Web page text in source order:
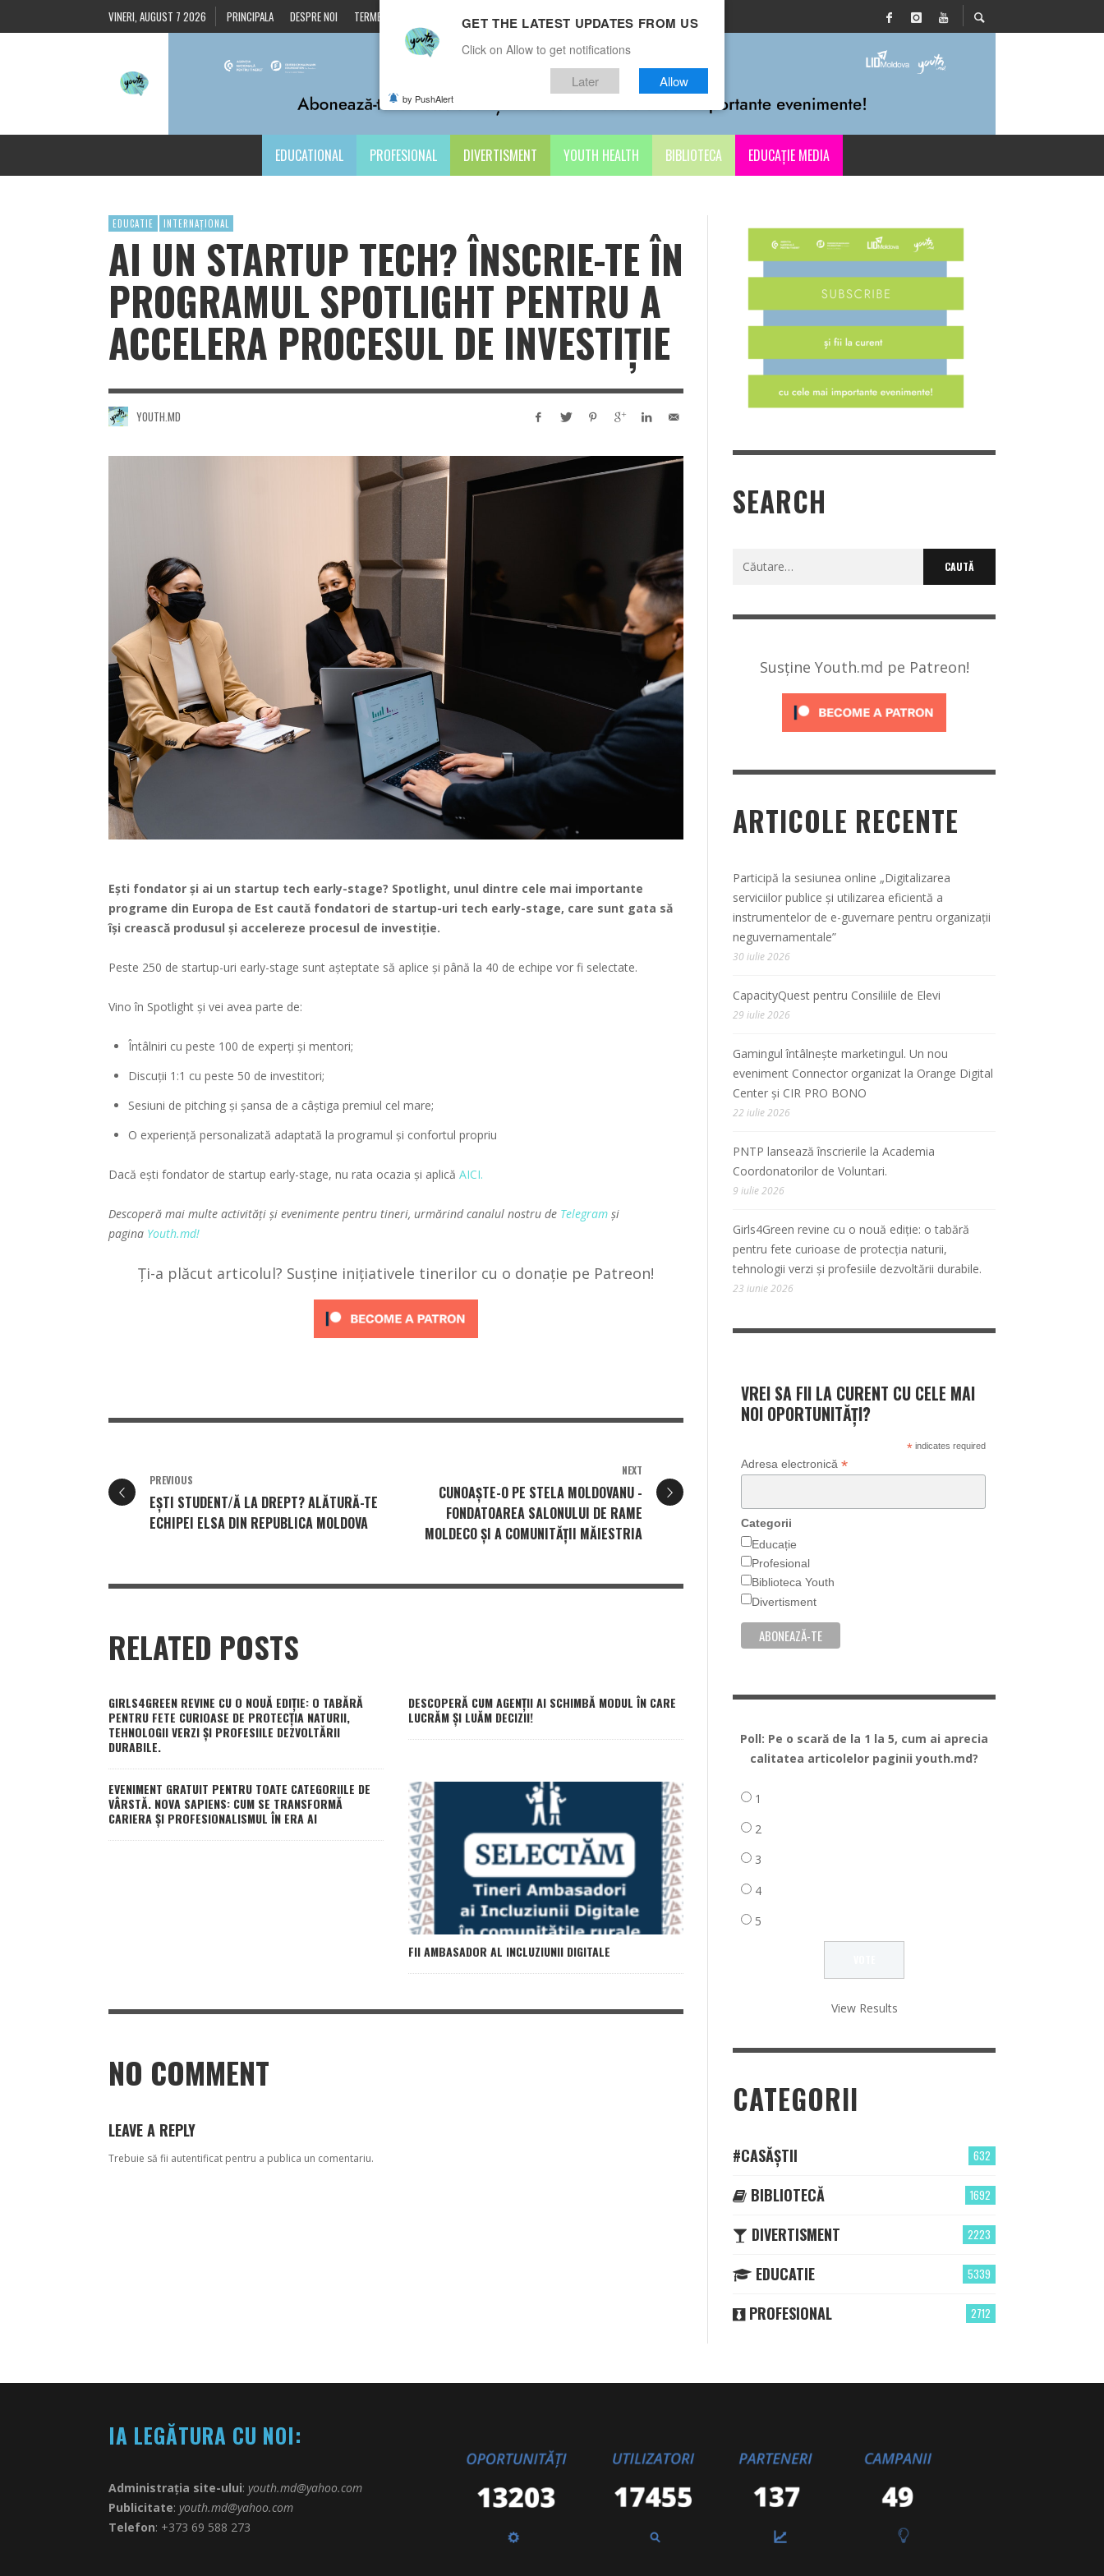
VINERI, AUGUST 7 2026 PRINCIPALA DESPRE NOI TERMENI ȘI CONDIȚII CONTACTE
EDUCATIONAL PROFESIONAL DIVERTISMENT YOUTH HEALTH BIBLIOTECA EDUCAȚIE MEDIA
EDUCATIE INTERNAȚIONAL
AI UN STARTUP TECH? ÎNSCRIE-TE ÎN
PROGRAMUL SPOTLIGHT PENTRU A
ACCELERA PROCESUL DE INVESTIȚIE
YOUTH.MD
Ești fondator și ai un startup tech early-stage? Spotlight, unul dintre cele mai importante
programe din Europa de Est caută fondatori de startup-uri tech early-stage, care sunt gata să
își crească produsul și accelereze procesul de investiție.
Peste 250 de startup-uri early-stage sunt așteptate să aplice și până la 40 de echipe vor fi selectate.
Vino în Spotlight și vei avea parte de:
Întâlniri cu peste 100 de experți și mentori;
Discuții 1:1 cu peste 50 de investitori;
Sesiuni de pitching și șansa de a câștiga premiul cel mare;
O experiență personalizată adaptată la programul și confortul propriu
Dacă ești fondator de startup early-stage, nu rata ocazia și aplică AICI.
Descoperă mai multe activități și evenimente pentru tineri, urmărind canalul nostru de Telegram și
pagina Youth.md!
Ți-a plăcut articolul? Susține inițiativele tinerilor cu o donație pe Patreon!
PREVIOUS
EȘTI STUDENT/Ă LA DREPT? ALĂTURĂ-TE
ECHIPEI ELSA DIN REPUBLICA MOLDOVA
NEXT
CUNOAȘTE-O PE STELA MOLDOVANU -
FONDATOAREA SALONULUI DE RAME
MOLDECO ȘI A COMUNITĂȚII MĂIESTRIA
RELATED POSTS
GIRLS4GREEN REVINE CU O NOUĂ EDIȚIE: O TABĂRĂ
PENTRU FETE CURIOASE DE PROTECȚIA NATURII,
TEHNOLOGII VERZI ȘI PROFESIILE DEZVOLTĂRII
DURABILE.
DESCOPERĂ CUM AGENȚII AI SCHIMBĂ MODUL ÎN CARE
LUCRĂM ȘI LUĂM DECIZII!
EVENIMENT GRATUIT PENTRU TOATE CATEGORIILE DE
VÂRSTĂ. NOVA SAPIENS: CUM SE TRANSFORMĂ
CARIERA ȘI PROFESIONALISMUL ÎN ERA AI
FII AMBASADOR AL INCLUZIUNII DIGITALE
NO COMMENT
LEAVE A REPLY
Trebuie să fii autentificat pentru a publica un comentariu.
SEARCH
Caută
Susține Youth.md pe Patreon!
ARTICOLE RECENTE
Participă la sesiunea online „Digitalizarea
serviciilor publice și utilizarea eficientă a
instrumentelor de e-guvernare pentru organizații
neguvernamentale”
30 iulie 2026
CapacityQuest pentru Consiliile de Elevi
29 iulie 2026
Gamingul întâlnește marketingul. Un nou
eveniment Connector organizat la Orange Digital
Center și CIR PRO BONO
22 iulie 2026
PNTP lansează înscrierile la Academia
Coordonatorilor de Voluntari.
9 iulie 2026
Girls4Green revine cu o nouă ediție: o tabără
pentru fete curioase de protecția naturii,
tehnologii verzi și profesiile dezvoltării durabile.
23 iunie 2026
VREI SA FII LA CURENT CU CELE MAI
NOI OPORTUNITĂȚI?
*indicates required
Adresa electronică *
Categorii
Educație
Profesional
Biblioteca Youth
Divertisment
Poll: Pe o scară de la 1 la 5, cum ai aprecia
calitatea articolelor paginii youth.md?
1
2
3
4
5
View Results
CATEGORII
632
#CASĂȘTII
1692
BIBLIOTECĂ
2223
DIVERTISMENT
5339
EDUCATIE
2712
PROFESIONAL
IA LEGĂTURA CU NOI:
Administrația site-ului: youth.md@yahoo.com
Publicitate: youth.md@yahoo.com
Telefon: +373 69 588 273
GET THE LATEST UPDATES FROM US
Click on Allow to get notifications
Later Allow
by PushAlert